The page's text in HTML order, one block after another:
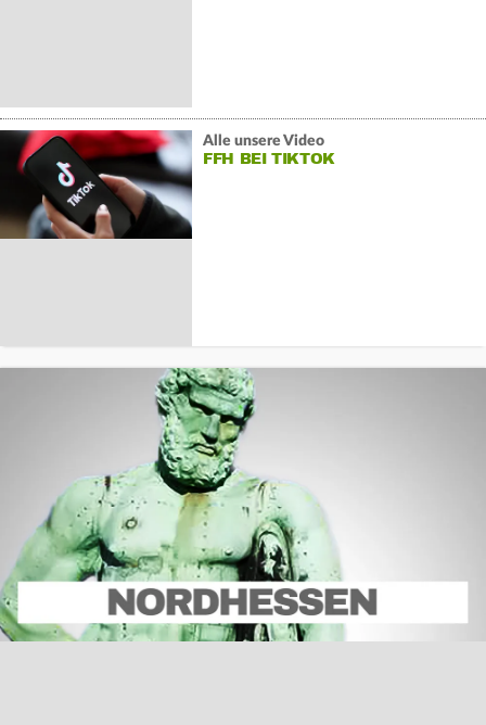
Alle unsere Video
FFH BEI TIKTOK